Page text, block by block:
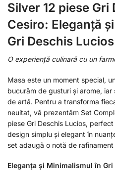
Silver 12 piese
Cesiro: Eleganță
Gri Deschis Lucios
O experiență culinară cu un
Masa este un moment special,
bucurăm de gusturi și arome,
de artă. Pentru a transforma
neuitat, vă prezentăm Set
piese Gri Deschis Lucios,
design simplu și elegant în
set adaugă o notă de
Eleganța și Minimalismul în